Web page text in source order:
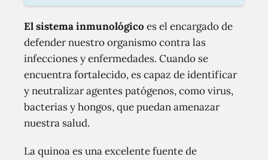
El sistema inmunológico es el encargado de
defender nuestro organismo contra las
infecciones y enfermedades. Cuando se
encuentra fortalecido, es capaz de identificar
y neutralizar agentes patógenos, como virus,
bacterias y hongos, que puedan amenazar
nuestra salud.
La quinoa es una excelente fuente de